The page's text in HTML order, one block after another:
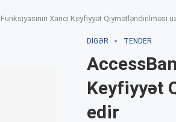
Xarici Keyfiyyət Qiymətləndirilməsi
DIGƏR TENDER
Keyfiyyət
edir